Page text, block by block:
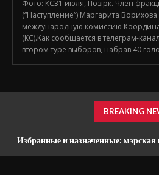
Фото: КС31 июля, Позірк. Член
(“Наступление“) Маргарита Ворихова
международную комиссию
(КС).Как сообщается в телеграм-
втором туре выборов, набрав 40
BREAKING
Избранные и назначенные: мэрская